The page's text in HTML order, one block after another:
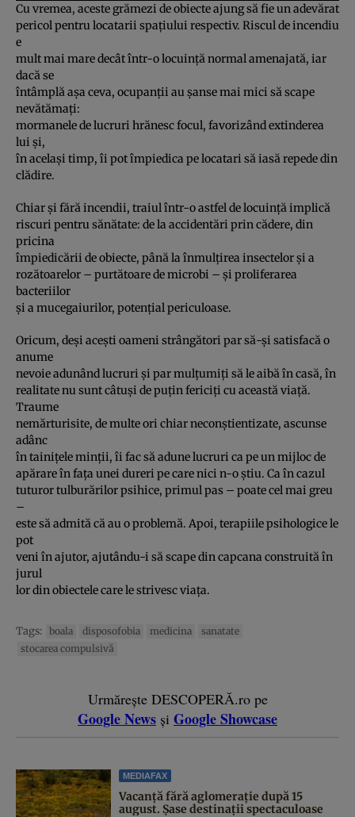
Cu vremea, aceste grămezi de obiecte ajung să fie un adevărat
pericol pentru locatarii spaţiului respectiv. Riscul de incendiu
e
mult mai mare decât într-o locuinţă normal amenajată, iar
dacă se
întâmplă aşa ceva, ocupanţii au şanse mai mici să scape
nevătămaţi:
mormanele de lucruri hrănesc focul, favorizând extinderea
lui şi,
în acelaşi timp, îi pot împiedica pe locatari să iasă repede din
clădire.
Chiar şi fără incendii, traiul într-o astfel de locuinţă implică
riscuri pentru sănătate: de la accidentări prin cădere, din
pricina
împiedicării de obiecte, până la înmulţirea insectelor şi a
rozătoarelor – purtătoare de microbi – şi proliferarea
bacteriilor
şi a mucegaiurilor, potenţial periculoase.
Oricum, deşi aceşti oameni strângători par să-şi satisfacă o
anume
nevoie adunând lucruri şi par mulţumiţi să le aibă în casă, în
realitate nu sunt câtuşi de puţin fericiţi cu această viaţă.
Traume
nemărturisite, de multe ori chiar neconştientizate, ascunse
adânc
în tainiţele minţii, îi fac să adune lucruri ca pe un mijloc de
apărare în faţa unei dureri pe care nici n-o ştiu. Ca în cazul
tuturor tulburărilor psihice, primul pas – poate cel mai greu
–
este să admită că au o problemă. Apoi, terapiile psihologice le
pot
veni în ajutor, ajutându-i să scape din capcana construită în
jurul
lor din obiectele care le strivesc viaţa.
Tags: boala disposofobia medicina
sanatate
stocarea compulsivă
Urmărește DESCOPERĂ.ro pe
Google News și Google Showcase
MEDIAFAX
Vacanță fără aglomerație după 15
august. Șase destinații spectaculoase